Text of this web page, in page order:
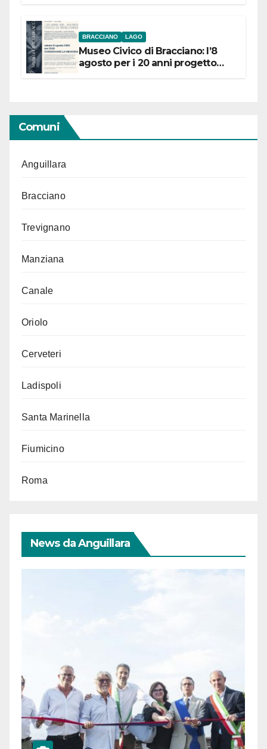
BRACCIANO LAGO
Museo Civico di Bracciano: l’8
agosto per i 20 anni progetto
Comuni
Anguillara
Bracciano
Trevignano
Manziana
Canale
Oriolo
Cerveteri
Ladispoli
Santa Marinella
Fiumicino
Roma
News da Anguillara